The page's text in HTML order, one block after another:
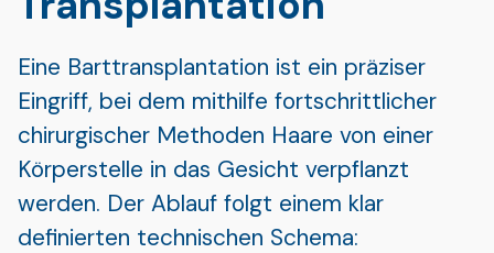
Eine Barttransplantation ist ein präziser
Eingriff, bei dem mithilfe fortschrittlicher
chirurgischer Methoden Haare von einer
Körperstelle in das Gesicht verpflanzt
werden. Der Ablauf folgt einem klar
definierten technischen Schema: